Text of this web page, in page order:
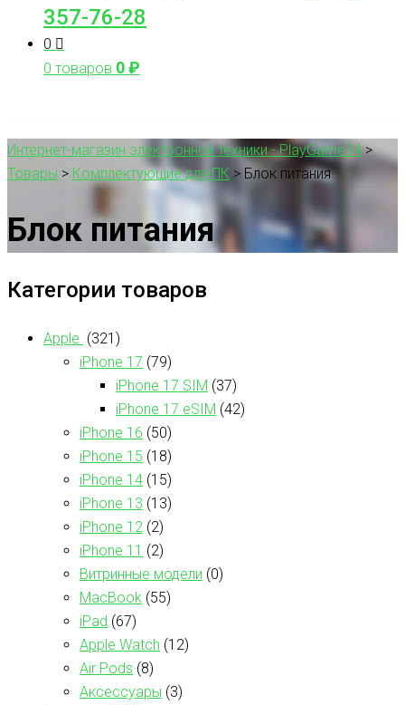
357-76-28
0
0 товаров 0₽
Интернет-магазин электронной техники - PlayGame34>
Товары > Комплектующие для ПК > Блок питания
Блок питания
Категории товаров
Apple (321)
iPhone 17 (79)
iPhone 17 SIM (37)
iPhone 17 eSIM (42)
iPhone 16 (50)
iPhone 15 (18)
iPhone 14 (15)
iPhone 13 (13)
iPhone 12 (2)
iPhone 11 (2)
Витринные модели (0)
MacBook (55)
iPad (67)
Apple Watch (12)
Air Pods (8)
Аксессуары (3)